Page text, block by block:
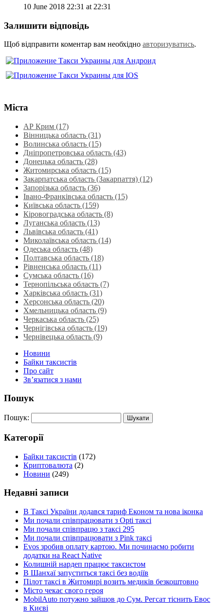
10 June 2018 22:31 at 22:31
Залишити відповідь
Щоб відправити коментар вам необхідно авторизуватись.
Міста
АР Крим (17)
Вінницька область (31)
Волинська область‎ (15)
Дніпропетровська область‎ (43)
Донецька область (28)
Житомирська область (15)
Закарпатська область (Закарпаття) (12)
Запорізька область (36)
Івано-Франківська область (15)
Київська область (159)
Кіровоградська область (8)
Луганська область‎ (13)
Львівська область‎ (41)
Миколаївська область‎ (14)
Одеська область‎ (48)
Полтавська область (18)
Рівненська область‎ (11)
Сумська область‎ (16)
Тернопільська область‎ (7)
Харківська область‎ (31)
Херсонська область‎ (20)
Хмельницька область‎ (9)
Черкаська область‎ (25)
Чернігівська область (19)
Чернівецька область (9)
Новини
Байки таксистів
Про сайт
Зв’язатися з нами
Пошук
Пошук:
Категорії
Байки таксистів (172)
Криптовалюта (2)
Новини (249)
Недавні записи
В Таксі України додався тариф Економ та нова іконка
Ми почали співпрацювати з Opti таксі
Ми почали співпрацю з таксі 295
Ми почали співпрацювати з Pink таксі
Evos зробив оплату картою. Ми починаємо робити
додатки на React Native
Колишній нардеп працює таксистом
В Шанхаї запуститься таксі без водіїв
Пілот таксі в Житомирі возить медиків безкоштовно
Місто чекає свого героя
MobilAuto потужно зайшов до Сум. Регсат тіснить Евос
в Києві